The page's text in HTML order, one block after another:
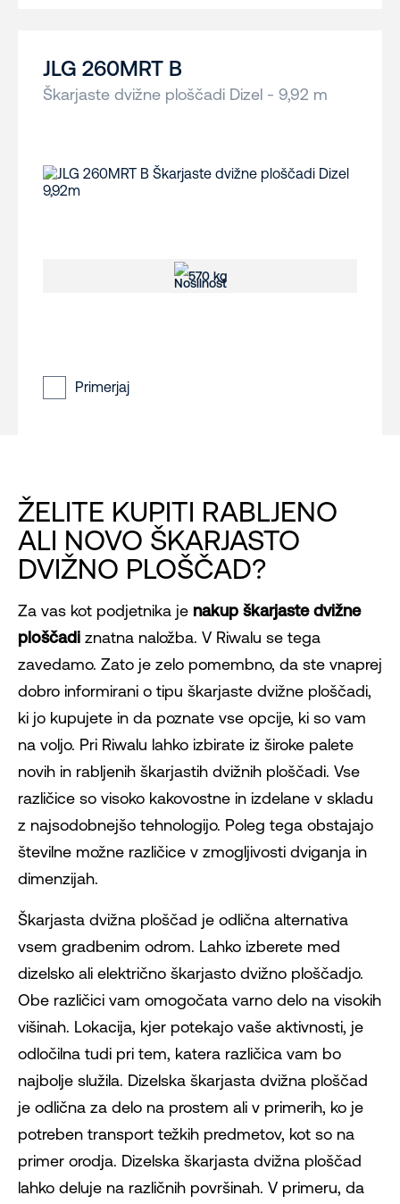
JLG 260MRT B
Škarjaste dvižne ploščadi Dizel - 9,92 m
570 kg
Primerjaj
ŽELITE KUPITI RABLJENO
ALI NOVO ŠKARJASTO
DVIŽNO PLOŠČAD?
Za vas kot podjetnika je nakup škarjaste dvižne
ploščadi znatna naložba. V Riwalu se tega
zavedamo. Zato je zelo pomembno, da ste vnaprej
dobro informirani o tipu škarjaste dvižne ploščadi,
ki jo kupujete in da poznate vse opcije, ki so vam
na voljo. Pri Riwalu lahko izbirate iz široke palete
novih in rabljenih škarjastih dvižnih ploščadi. Vse
različice so visoko kakovostne in izdelane v skladu
z najsodobnejšo tehnologijo. Poleg tega obstajajo
številne možne različice v zmogljivosti dviganja in
dimenzijah.
Škarjasta dvižna ploščad je odlična alternativa
vsem gradbenim odrom. Lahko izberete med
dizelsko ali električno škarjasto dvižno ploščadjo.
Obe različici vam omogočata varno delo na visokih
višinah. Lokacija, kjer potekajo vaše aktivnosti, je
odločilna tudi pri tem, katera različica vam bo
najbolje služila. Dizelska škarjasta dvižna ploščad
je odlična za delo na prostem ali v primerih, ko je
potreben transport težkih predmetov, kot so na
primer orodja. Dizelska škarjasta dvižna ploščad
lahko deluje na različnih površinah. V primeru, da